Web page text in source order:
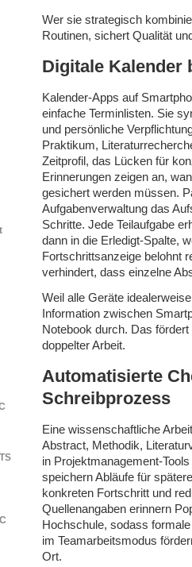
Wer sie strategisch
Routinen, sichert Qualität
Digitale Kalender
Kalender-Apps auf
einfache Terminlisten. Sie
und persönliche
Praktikum,
Zeitprofil, das Lücken für
Erinnerungen zeigen an,
gesichert werden müssen.
Aufgabenverwaltung das
Schritte. Jede Teilaufgabe
dann in die Erledigt-Spalte,
Fortschrittsanzeige belohnt
verhindert, dass einzelne
Weil alle Geräte
Information zwischen
Notebook durch. Das
doppelter Arbeit.
Automatisierte
Schreibprozess
Eine wissenschaftliche
Abstract, Methodik,
in Projektmanagement-
speichern Abläufe für
konkreten Fortschritt und
Quellenangaben erinnern
Hochschule, sodass
im Teamarbeitsmodus
Ort.